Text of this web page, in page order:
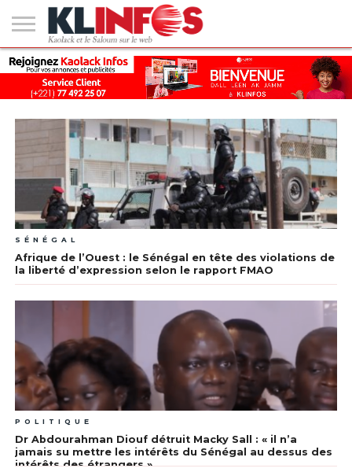
#2
(PAS
DE
TITRE)
KAOLACK
POLITIQUE
ECONOMIE
SOCIÉTÉ
CULTURE
PEOPLE
SPORT
SANTÉ
AFRIQUE
INTERNATIONAL
EMPLOI &
FORMATION
SÉNÉGAL
Afrique de l’Ouest : le Sénégal en tête des violations de
la liberté d’expression selon le rapport FMAO
POLITIQUE
Dr Abdourahman Diouf détruit Macky Sall : « il n’a
jamais su mettre les intérêts du Sénégal au dessus des
intérêts des étrangers »